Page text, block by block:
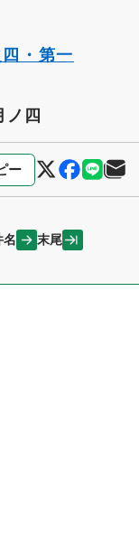
・第一
ノ四
ー
名 末尾